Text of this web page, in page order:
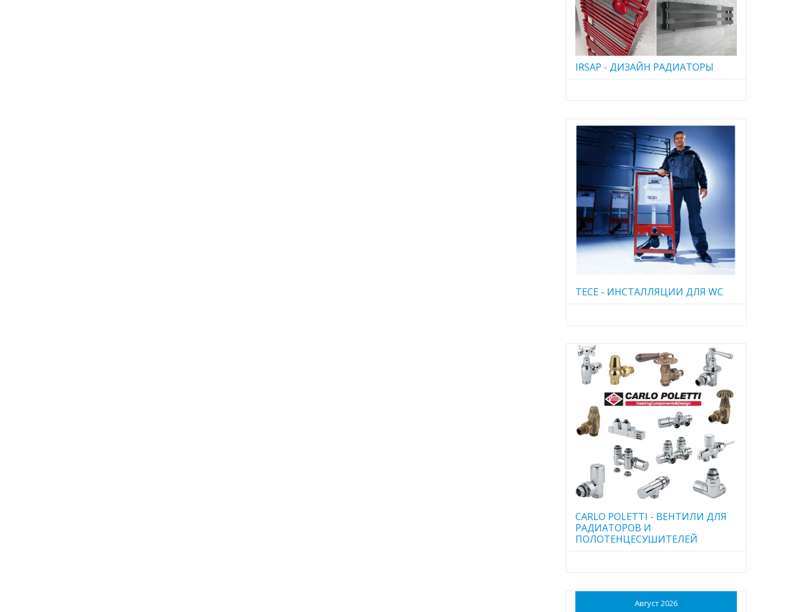
IRSAP - ДИЗАЙН РАДИАТОРЫ
TECE - ИНСТАЛЛЯЦИИ ДЛЯ WC
CARLO POLETTI - ВЕНТИЛИ ДЛЯ
РАДИАТОРОВ И
ПОЛОТЕНЦЕСУШИТЕЛЕЙ
Август 2026